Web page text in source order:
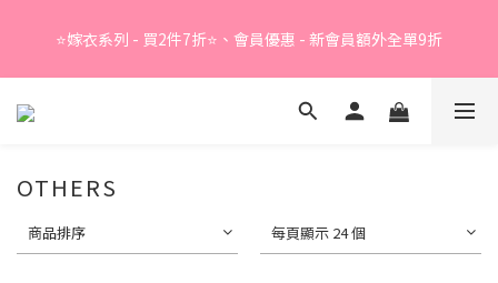
⭐嫁衣系列 - 買2件7折⭐、會員優惠 - 新會員額外全單9折
Summer Sale - 精選睡衣買2件折❤️
OTHERS
商品排序 每頁顯示 24 個